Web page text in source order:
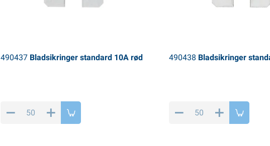
490437Bladsikringer standard 10A rød 490438 Bladsikringer